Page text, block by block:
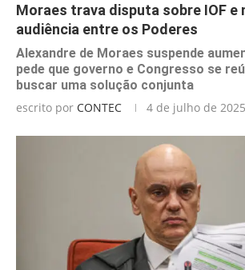
Moraes trava disputa sobre IOF e
audiência entre os Poderes
Alexandre de Moraes suspende
pede que governo e Congresso se
buscar uma solução conjunta
escrito por CONTEC 4 de julho de 2025